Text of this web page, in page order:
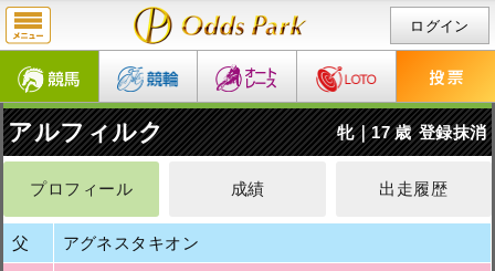
ログイン
アルフィルク 牝｜17 歳 登録抹消
プロフィール 成績 出走履歴
父 アグネスタキオン